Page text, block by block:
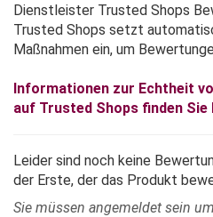
Dienstleister Trusted Shops
Trusted Shops setzt
Maßnahmen ein, um
Informationen zur Echtheit
auf Trusted Shops finden Sie
Leider sind noch keine
der Erste, der das Produkt
Sie müssen angemeldet sein